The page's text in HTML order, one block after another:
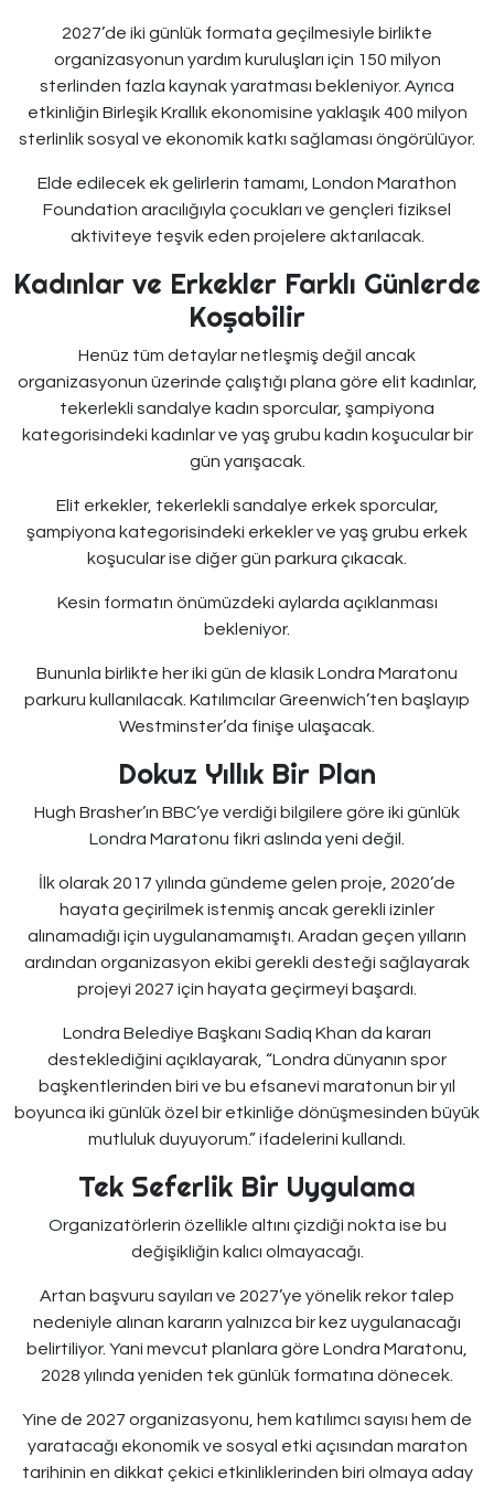
2027’de iki günlük formata geçilmesiyle birlikte
organizasyonun yardım kuruluşları için 150 milyon
sterlinden fazla kaynak yaratması bekleniyor. Ayrıca
etkinliğin Birleşik Krallık ekonomisine yaklaşık 400 milyon
sterlinlik sosyal ve ekonomik katkı sağlaması öngörülüyor.
Elde edilecek ek gelirlerin tamamı, London Marathon
Foundation aracılığıyla çocukları ve gençleri fiziksel
aktiviteye teşvik eden projelere aktarılacak.
Kadınlar ve Erkekler Farklı Günlerde
Koşabilir
Henüz tüm detaylar netleşmiş değil ancak
organizasyonun üzerinde çalıştığı plana göre elit kadınlar,
tekerlekli sandalye kadın sporcular, şampiyona
kategorisindeki kadınlar ve yaş grubu kadın koşucular bir
gün yarışacak.
Elit erkekler, tekerlekli sandalye erkek sporcular,
şampiyona kategorisindeki erkekler ve yaş grubu erkek
koşucular ise diğer gün parkura çıkacak.
Kesin formatın önümüzdeki aylarda açıklanması
bekleniyor.
Bununla birlikte her iki gün de klasik Londra Maratonu
parkuru kullanılacak. Katılımcılar Greenwich’ten başlayıp
Westminster’da finişe ulaşacak.
Dokuz Yıllık Bir Plan
Hugh Brasher’ın BBC’ye verdiği bilgilere göre iki günlük
Londra Maratonu fikri aslında yeni değil.
İlk olarak 2017 yılında gündeme gelen proje, 2020’de
hayata geçirilmek istenmiş ancak gerekli izinler
alınamadığı için uygulanamamıştı. Aradan geçen yılların
ardından organizasyon ekibi gerekli desteği sağlayarak
projeyi 2027 için hayata geçirmeyi başardı.
Londra Belediye Başkanı Sadiq Khan da kararı
desteklediğini açıklayarak, “Londra dünyanın spor
başkentlerinden biri ve bu efsanevi maratonun bir yıl
boyunca iki günlük özel bir etkinliğe dönüşmesinden büyük
mutluluk duyuyorum.” ifadelerini kullandı.
Tek Seferlik Bir Uygulama
Organizatörlerin özellikle altını çizdiği nokta ise bu
değişikliğin kalıcı olmayacağı.
Artan başvuru sayıları ve 2027’ye yönelik rekor talep
nedeniyle alınan kararın yalnızca bir kez uygulanacağı
belirtiliyor. Yani mevcut planlara göre Londra Maratonu,
2028 yılında yeniden tek günlük formatına dönecek.
Yine de 2027 organizasyonu, hem katılımcı sayısı hem de
yaratacağı ekonomik ve sosyal etki açısından maraton
tarihinin en dikkat çekici etkinliklerinden biri olmaya aday